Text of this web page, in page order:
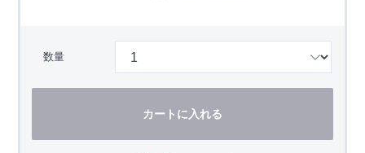
数量
カートに入れる